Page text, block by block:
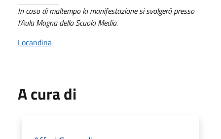
In caso di maltempo la manifestazione si svolgerà presso
l'Aula Magna della Scuola Media.
Locandina
A cura di